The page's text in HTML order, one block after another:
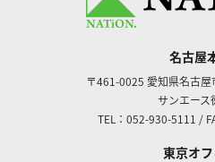
名古屋
〒461-0025 愛知県名古
サンエース
TEL：052-930-5111 /
東京オ